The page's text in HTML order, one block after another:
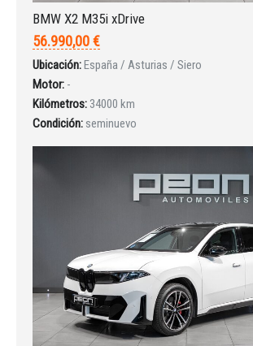
BMW X2 M35i xDrive
56.990,00 €
Ubicación:España / Asturias / Siero
Motor: -
Kilómetros: 34000 km
Condición: seminuevo